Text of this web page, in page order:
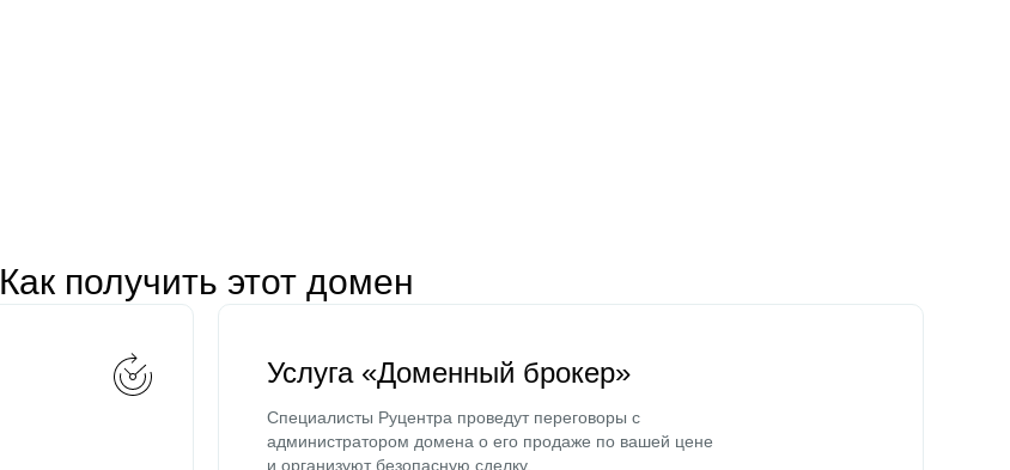
Как получить этот домен
Услуга «Доменный брокер»
Специалисты Руцентра проведут переговоры с
администратором домена о его продаже по вашей цене
и организуют безопасную сделку.